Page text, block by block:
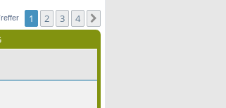
1 2 3 4